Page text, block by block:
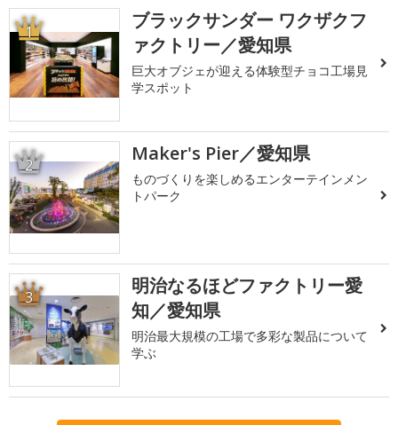
1
ブラックサンダー ワクザクフ
ァクトリー／愛知県
巨大オブジェが迎える体験型チョコ工場見
学スポット
2 Maker's Pier／愛知県
ものづくりを楽しめるエンターテインメン
トパーク
3
明治なるほどファクトリー愛
知／愛知県
明治最大規模の工場で多彩な製品について
学ぶ